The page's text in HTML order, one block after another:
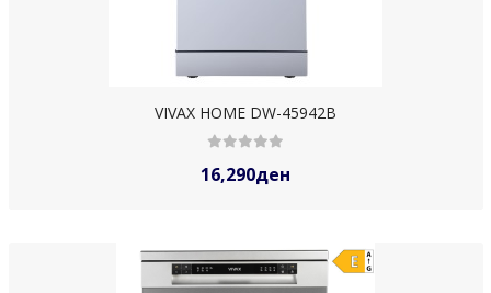
VIVAX HOME DW-45942B
16,290ден